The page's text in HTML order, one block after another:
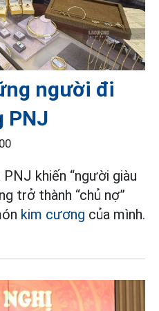
người đi
PNJ
PNJ khiến “người giàu
trở thành “chủ nợ”
kim cương của mình.